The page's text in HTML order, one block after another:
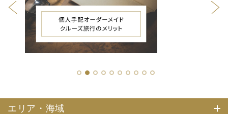
1 2 3 4 5 6 7 8 9 10
エリア・海域